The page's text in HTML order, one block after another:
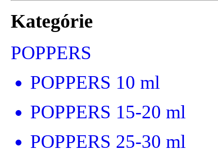
Kategórie
POPPERS
POPPERS 10 ml
POPPERS 15-20 ml
POPPERS 25-30 ml